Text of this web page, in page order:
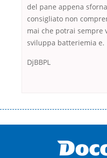
del pane appena
consigliato non
mai che potrai sempre
sviluppa batteriemia e.
DjBBPL
оформляти кредит в банку,
загальна тривалість процесу,
іншого. Завдяки сучасній